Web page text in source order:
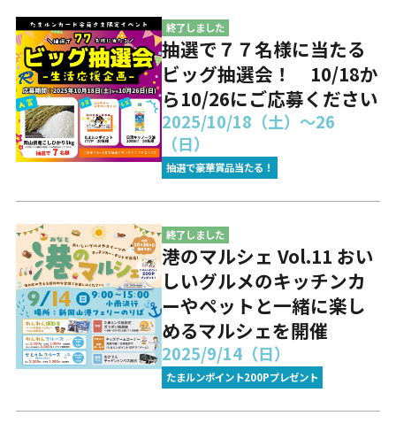
終了しました
抽選で７７名様に当たる
ビッグ抽選会！ 10/18か
ら10/26にご応募ください
2025/10/18（土）～26
（日）
抽選で豪華賞品当たる！
終了しました
港のマルシェ Vol.11 おい
しいグルメのキッチンカ
ーやペットと一緒に楽し
めるマルシェを開催
2025/9/14（日）
たまルンポイント200Pプレゼント